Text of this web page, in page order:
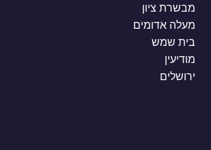
מבשרת ציון
מעלה אדומים
בית שמש
מודיעין
ירושלים